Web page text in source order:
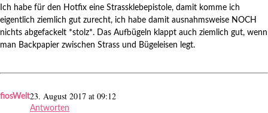
Ich habe für den Hotfix eine Strassklebepistole, damit komme ich
eigentlich ziemlich gut zurecht, ich habe damit ausnahmsweise NOCH
nichts abgefackelt *stolz*. Das Aufbügeln klappt auch ziemlich gut, wenn
man Backpapier zwischen Strass und Bügeleisen legt.
fiosWelt23. August 2017 at 09:12
Antworten